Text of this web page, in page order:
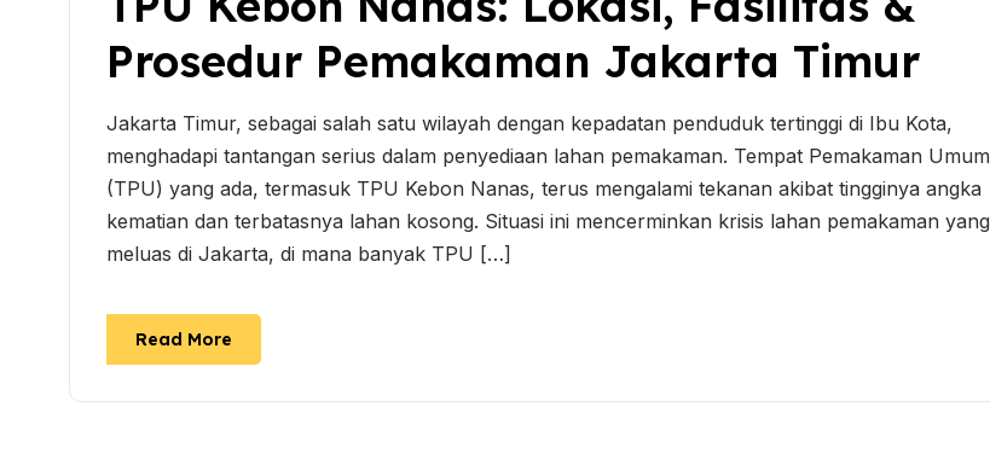
Prosedur Pemakaman Jakarta Timur
Jakarta Timur, sebagai salah satu wilayah dengan kepadatan penduduk tertinggi di Ibu Kota,
menghadapi tantangan serius dalam penyediaan lahan pemakaman. Tempat Pemakaman Umum
(TPU) yang ada, termasuk TPU Kebon Nanas, terus mengalami tekanan akibat tingginya angka
kematian dan terbatasnya lahan kosong. Situasi ini mencerminkan krisis lahan pemakaman yang
meluas di Jakarta, di mana banyak TPU […]
Read More